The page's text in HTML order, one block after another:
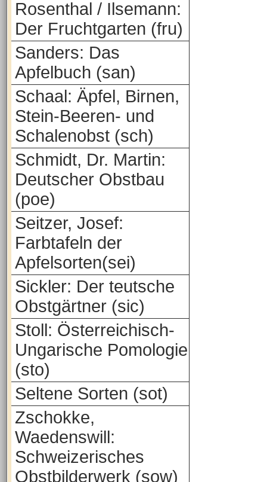
Rosenthal / Ilsemann:
Der Fruchtgarten (fru)
Sanders: Das
Apfelbuch (san)
Schaal: Äpfel, Birnen,
Stein-Beeren- und
Schalenobst (sch)
Schmidt, Dr. Martin:
Deutscher Obstbau
(poe)
Seitzer, Josef:
Farbtafeln der
Apfelsorten(sei)
Sickler: Der teutsche
Obstgärtner (sic)
Stoll: Österreichisch-
Ungarische Pomologie
(sto)
Seltene Sorten (sot)
Zschokke,
Waedenswill:
Schweizerisches
Obstbilderwerk (sow)